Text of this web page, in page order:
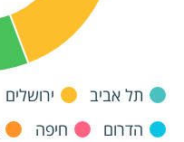
תל אביב ירושלים
הדרום
חיפה